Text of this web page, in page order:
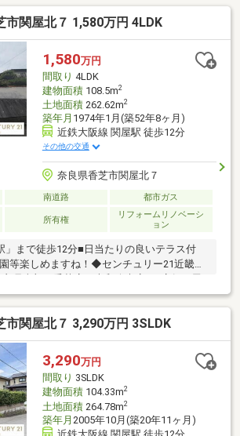
・近鉄大阪線 二上駅まで徒歩10分・現在空
可能■ネットに掲載していない物件も多数
に密着した担当スタッフに何なりとご質問
市関屋北７ 1,580万円 4LDK
1,580万円
間取り 4LDK
建物面積108.5m2
土地面積262.62m2
築年月 1974年1月(築52年8ヶ月)
近鉄大阪線 関屋駅 徒歩12分
その他の交通
奈良県香芝市関屋北７
南道路 都市ガス
所有権
リフォームリノベーシ
ョン
」まで徒歩12分■日当たりの良いテラス付
等楽しめますね！◆センチュリー21近畿不
しております。中古戸建のご購入にあわせ
談やお見積り、プランニングにも対応し、
わせた住まいづくりをサポートいたしま
ネットワークと情報力を活かし、ご購入後
で安心して進めていただけるようサポート
づくりに関することなら何でもお気軽にご
市関屋北７ 3,290万円 3SLDK
3,290万円
間取り 3SLDK
建物面積104.33m2
土地面積264.78m2
築年月 2005年10月(築20年11ヶ月)